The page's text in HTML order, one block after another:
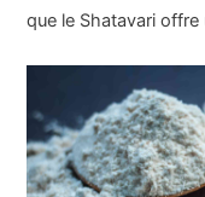
que le Shatavari